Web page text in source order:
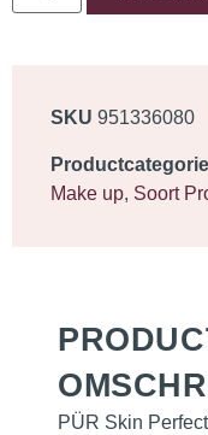
SKU 951336080
Make up, Soort
PÜR Skin